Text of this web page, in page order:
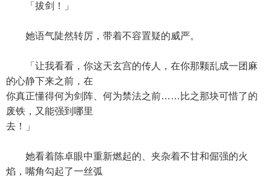
「拔剑！」
她语气陡然转厉，带着不容置疑的威严。
「让我看看，你这天玄宫的传人，在你那颗乱成一团麻
的心静下来之前，在
你真正懂得何为剑阵、何为禁法之前……比之那块可惜了的
废铁，又能强到哪里
去！」
她看着陈卓眼中重新燃起的、夹杂着不甘和倔强的火
焰，嘴角勾起了一丝弧